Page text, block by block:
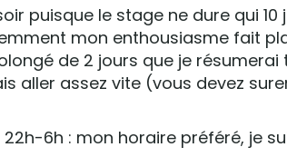
puisque le stage ne dure qui 10
mon enthousiasme fait
de 2 jours que je résumerai
aller assez vite (vous devez
6h : mon horaire préféré, je